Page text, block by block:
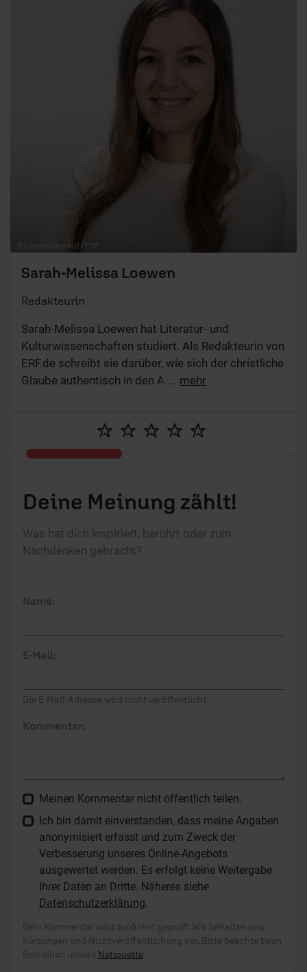
© Lorena Remhof / ERF
Sarah-Melissa Loewen
Redakteurin
Sarah-Melissa Loewen hat Literatur- und
Kulturwissenschaften studiert. Als Redakteurin von
ERF.de schreibt sie darüber, wie sich der christliche
Glaube authentisch in den Alltag integriert und in
praktische Impulse für den Alltag teilen und
Menschen ermutigen.
... mehr
Deine Meinung zählt!
Was hat dich inspiriert, berührt oder zum
Nachdenken gebracht?
Name:
E-Mail:
Die E-Mail-Adresse wird nicht veröffentlicht.
Kommentar:
Meinen Kommentar nicht öffentlich teilen.
Ich bin damit einverstanden, dass meine Angaben
anonymisiert erfasst und zum Zweck der
Verbesserung unseres Online-Angebots
ausgewertet werden. Es erfolgt keine Weitergabe
Ihrer Daten an Dritte. Näheres siehe
Datenschutzerklärung.
Dein Kommentar wird zunächst geprüft. Wir behalten uns
Kürzungen und Nichtveröffentlichung vor. Bitte beachte beim
Schreiben unsere Netiquette.